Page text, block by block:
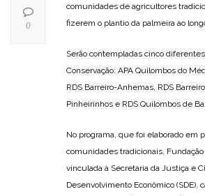
comunidades de agricultores
fizerem o plantio da palmeira ao
Serão contempladas cinco
Conservação: APA Quilombos do
RDS Barreiro-Anhemas, RDS
Pinheirinhos e RDS Quilombos de
No programa, que foi elaborado em
comunidades tradicionais,
vinculada à Secretaria da Justiça e
Desenvolvimento Econômico (SDE),
0